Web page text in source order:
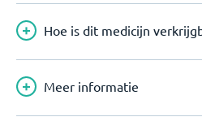
Hoe is dit medicijn
Meer informatie